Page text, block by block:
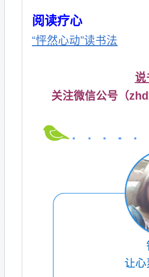
阅读疗心
“怦然心动”读书法
说
关注微信公号（